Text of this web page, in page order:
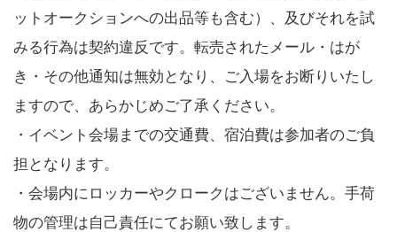
ットオークションへの出品等も含む）、及びそれを試
みる行為は契約違反です。転売されたメール・はが
き・その他通知は無効となり、ご入場をお断りいたし
ますので、あらかじめご了承ください。
・イベント会場までの交通費、宿泊費は参加者のご負
担となります。
・会場内にロッカーやクロークはございません。手荷
物の管理は自己責任にてお願い致します。